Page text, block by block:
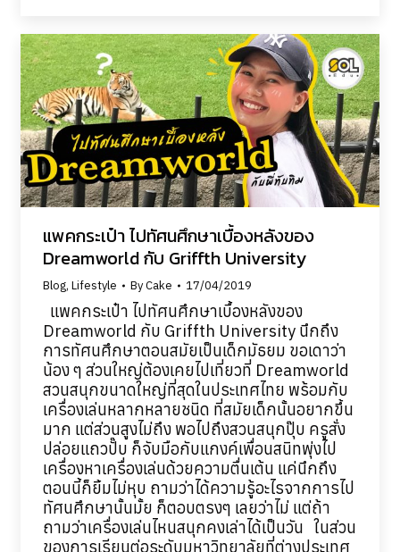
แพคกระเป๋า ไปทัศนศึกษาเบื้องหลังของ
Dreamworld กับ Griffth University
Blog, Lifestyle ByCake 17/04/2019
แพคกระเป๋า ไปทัศนศึกษาเบื้องหลังของ
Dreamworld กับ Griffth University นึกถึง
การทัศนศึกษาตอนสมัยเป็นเด็กมัธยม ขอเดาว่า
น้อง ๆ ส่วนใหญ่ต้องเคยไปเที่ยวที่ Dreamworld
สวนสนุกขนาดใหญ่ที่สุดในประเทศไทย พร้อมกับ
เครื่องเล่นหลากหลายชนิด ที่สมัยเด็กนั้นอยากขึ้น
มาก แต่ส่วนสูงไม่ถึง พอไปถึงสวนสนุกปุ๊บ ครูสั่ง
ปล่อยแถวปั๊บ ก็จับมือกับแกงค์เพื่อนสนิทพุ่งไป
เครื่องหาเครื่องเล่นด้วยความตื่นเต้น แค่นึกถึง
ตอนนี้ก็ยิ้มไม่หุบ ถามว่าได้ความรู้อะไรจากการไป
ทัศนศึกษานั้นมั้ย ก็ตอบตรงๆ เลยว่าไม่ แต่ถ้า
ถามว่าเครื่องเล่นไหนสนุกคงเล่าได้เป็นวัน ในส่วน
ของการเรียนต่อระดับมหาวิทยาลัยที่ต่างประเทศ